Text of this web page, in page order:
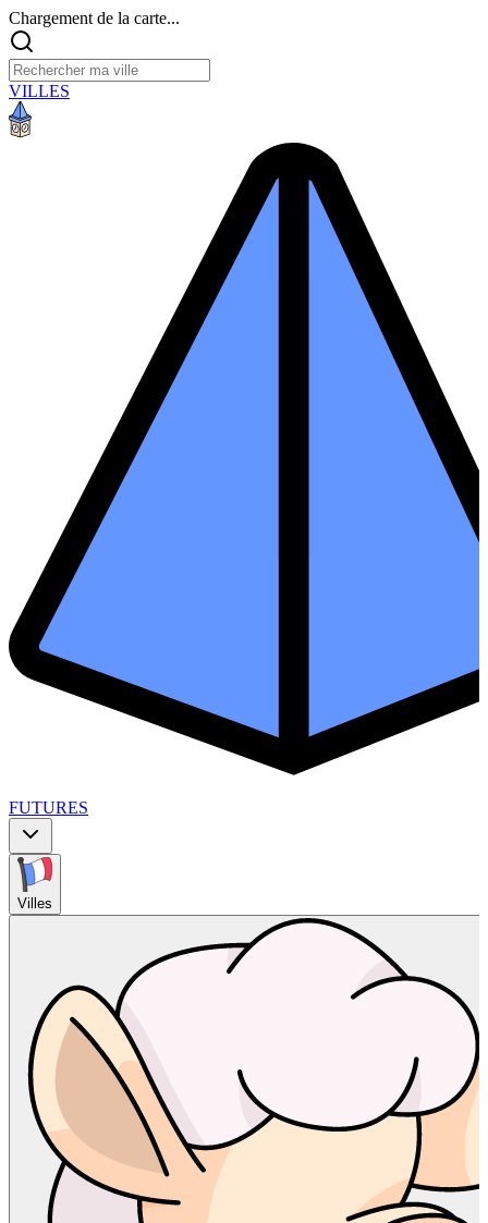
Chargement de la carte...
VILLES
FUTURES
Villes